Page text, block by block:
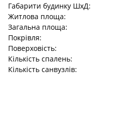
Габарити будинку ШхД:
Житлова площа:
Загальна площа:
Покрівля:
Поверховість:
Кількість спалень:
Кількість санвузлів: